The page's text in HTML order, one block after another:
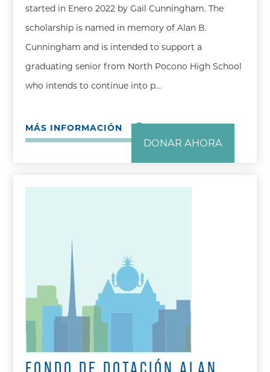
started in Enero 2022 by Gail Cunningham. The
scholarship is named in memory of Alan B.
Cunningham and is intended to support a
graduating senior from North Pocono High School
who intends to continue into p…
MÁS INFORMACIÓN
DONAR AHORA